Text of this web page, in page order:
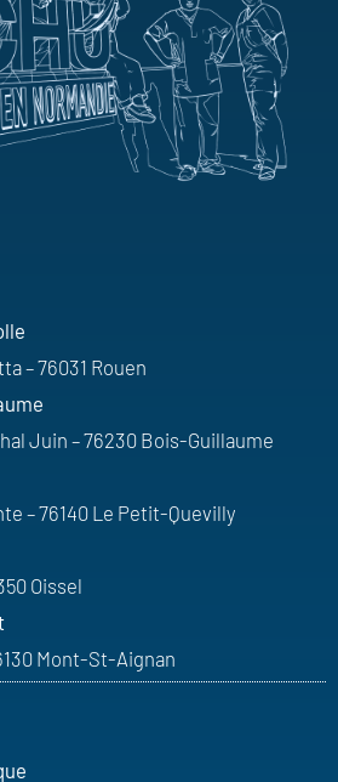
– 76031 Rouen
Juin – 76230 Bois-Guillaume
– 76140 Le Petit-Quevilly
Oissel
Mont-St-Aignan